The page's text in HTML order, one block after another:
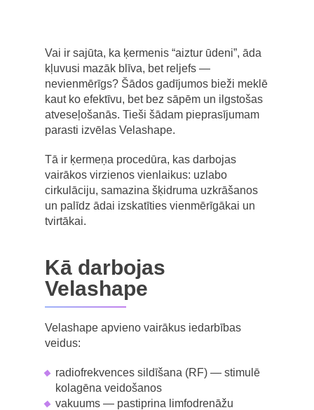
Vai ir sajūta, ka ķermenis “aiztur ūdeni”, āda
kļuvusi mazāk blīva, bet reljefs —
nevienmērīgs? Šādos gadījumos bieži meklē
kaut ko efektīvu, bet bez sāpēm un ilgstošas
atveseļošanās. Tieši šādam pieprasījumam
parasti izvēlas Velashape.
Tā ir ķermeņa procedūra, kas darbojas
vairākos virzienos vienlaikus: uzlabo
cirkulāciju, samazina šķidruma uzkrāšanos
un palīdz ādai izskatīties vienmērīgākai un
tvirtākai.
Kā darbojas
Velashape
Velashape apvieno vairākus iedarbības
veidus:
radiofrekvences sildīšana (RF) — stimulē
kolagēna veidošanos
vakuums — pastiprina limfodrenāžu